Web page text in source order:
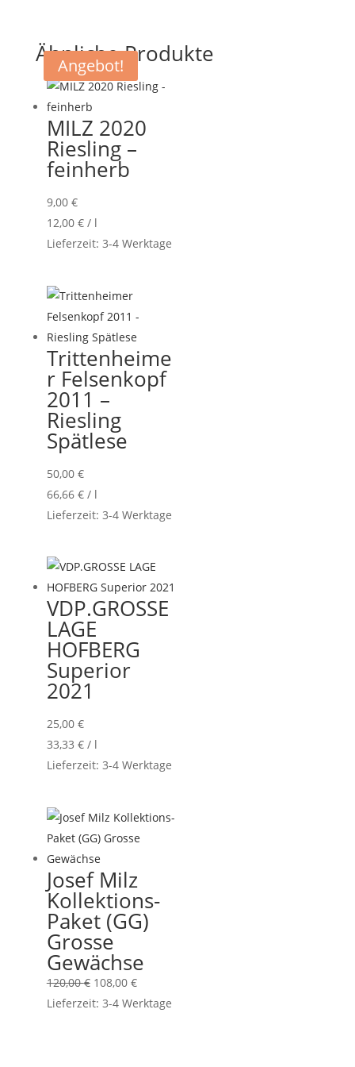
Ähnliche Produkte
MILZ 2020
Riesling –
feinherb
9,00 €
12,00 €/ l
Lieferzeit: 3-4 Werktage
Trittenheime
r Felsenkopf
2011 –
Riesling
Spätlese
50,00 €
66,66 €/ l
Lieferzeit: 3-4 Werktage
VDP.GROSSE
LAGE
HOFBERG
Superior
2021
25,00 €
33,33 €/ l
Lieferzeit: 3-4 Werktage
Angebot!
Josef Milz
Kollektions-
Paket (GG)
Grosse
Gewächse
120,00€ Ursprünglicher
Preis
108,00 €Aktueller
Preis
Lieferzeit: 3-4 Werktage